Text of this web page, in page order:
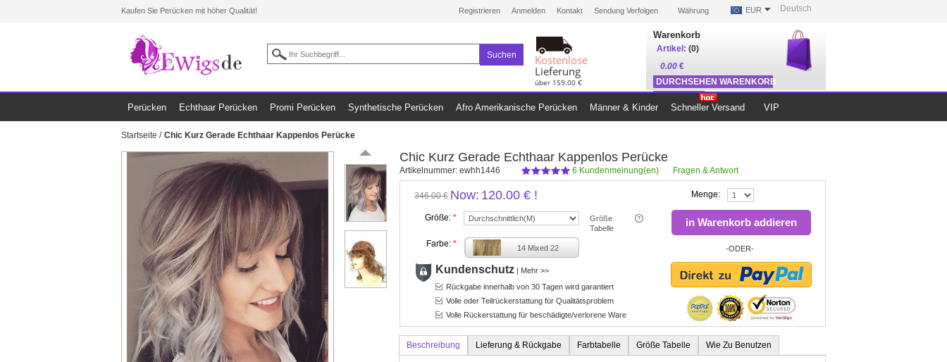
Kaufen Sie Perücken mit höher Qualität! Deutsch
Währung EUR
Registrieren Anmelden Kontakt Sendung Verfolgen
Suchen
Kostenlose
Lieferung
über 159.00 €
Warenkorb
Artikel: (0)
0.00 €
DURCHSEHEN WARENKORB
ZUR KASSE
Perücken Echthaar Perücken Promi Perücken Synthetische Perücken Afro Amerikanische Perücken Männer & Kinder Schneller Versand VIP
Startseite / Chic Kurz Gerade Echthaar Kappenlos Perücke
Chic Kurz Gerade Echthaar Kappenlos Perücke
Artikelnummer: ewhh1446 6 Kundenmeinung(en) Fragen & Antwort
346.00 € Now: 120.00 € !
Größe: *
Größe
Tabelle
Farbe: * 14 Mixed 22
Kundenschutz | Mehr >>
Rückgabe innerhalb von 30 Tagen wird garantiert
Volle oder Teilrückerstattung für Qualitätsproblem
Volle Rückerstattung für beschädigte/verlorene Ware
Menge:
in Warenkorb addieren
-ODER-
Beschreibung Lieferung & Rückgabe Farbtabelle Größe Tabelle Wie Zu Benutzen